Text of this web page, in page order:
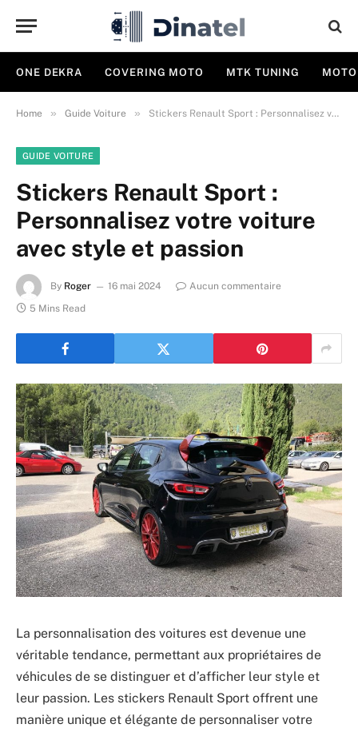
ONE DEKRA COVERING MOTO MTK TUNING
Home » Guide Voiture » Stickers Renault Sport : Personnalisez votre voiture avec style et passion
GUIDE VOITURE
Stickers Renault Sport :
Personnalisez votre voiture
avec style et passion
By Roger 16 mai 2024
Aucun commentaire
5 Mins Read
La personnalisation des voitures est devenue une
véritable tendance, permettant aux propriétaires de
véhicules de se distinguer et d’afficher leur style et
leur passion. Les stickers Renault Sport offrent une
manière unique et élégante de personnaliser votre